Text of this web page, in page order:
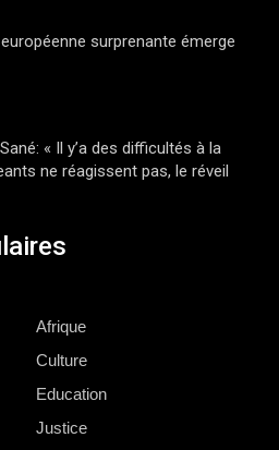
surprenante émerge
« Il y’a des difficultés à la
ne réagissent pas, le réveil
Afrique
Culture
Education
Justice